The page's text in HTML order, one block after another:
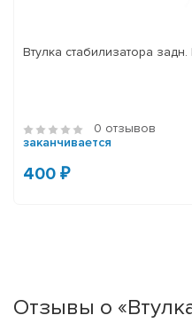
Втулка стабилизатора задн.
0 отзывов
заканчивается
400 ₽
Отзывы о